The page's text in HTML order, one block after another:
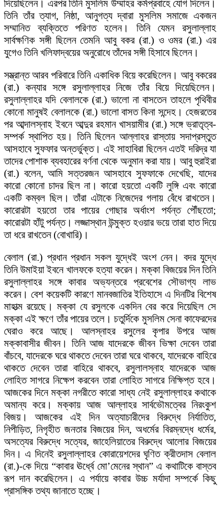
দিয়েছিলেন। এরপর তিনি মুসলিম উম্মাহর কর্মপ্রবাহে যোগ দিলেন।
তিনি তাঁর ত্যাগ, নিষ্ঠা, আনুগত্য দ্বারা মুসলিম সমাজে একজন
সম্মানিত ব্যক্তিতে পরিণত হলেন। তিনি যেমন রসুলাল্লাহ
সার্বক্ষণিক সঙ্গী ছিলেন তেমনি আবু বকর (রা.) ও ওমর (রা.) এর
যুগেও তিনি খলিফাদ্বয়ের অনুরোধে তাঁদের সঙ্গী হিসাবে ছিলেন।
সম্ভ্রান্ত আরব পরিবারে তিনি একাধিক বিয়ে করেছিলেন। আবু বকরের
(রা.) কন্যার সঙ্গে রসুলাল্লাহর নিজে তাঁর বিয়ে দিয়েছিলেন।
রসুলাল্লাহর যদি বেলালকে (রা.) ভালো না বাসতেন তাহলে পৃথিবীর
কোনো মানুষই বেলালকে (রা.) ভালো বাসত কিনা সন্দেহ। হেজরতের
পর আব্দালস্নাহ ইবনে আব্দুর রহমান খাসয়ামীর (রা.) সঙ্গে ভ্রাতৃত্ব-
সম্পর্ক স্থাপিত হয়। তিনি ছিলেন আল্লাহর রাস্তায় সদাপ্রস্তুত
আসহাবে সুফফার অন্তর্ভুক্ত। এই সাহাবিরা ছিলেন এতই দরিদ্র যা
তাদের পোশাক ব্যবহারের বর্ণনা থেকে অনুমান করা যায়। আবু হুরাইরা
(রা.) বলেন, আমি সত্তরজন আসহাবে সুফফাকে দেখেছি, যাদের
কারো কোনো চাদর ছিল না। কারো হয়তো একটি লুঙ্গি এবং কারো
একটি কম্বল ছিল। তাঁরা এটাকে নিজেদের গলায় বেঁধে রাখতেন।
কারোরটা হয়তো তার পায়ের গোছার অর্ধাংশ পর্যন্ত পৌঁছতো;
কারোরটা হাঁটু পর্যন্ত। লজ্জাস্থান উন্মুক্ত হওয়ার ভয়ে তারা হাত দিয়ে
তা ধরে রাখতেন (বোখারি)।
বেলাল (রা.) প্রধান প্রধান সকল যুদ্ধেই অংশ নেন। বদর যুদ্ধে
তিনি উমাইয়া ইবনে খালফকে হত্যা করেন। মক্কা বিজয়ের দিন তিনি
রসুলাল্লাহর সঙ্গে কাবার অভ্যন্তরে প্রবেশের সৌভাগ্য লাভ
করেন। বেশ কয়েকটি কারণে মানবজাতির ইতিহাসে এ দিনটির বিশেষ
মাহাত্ম রয়েছে। মক্কা যে রসুলকে একদিন বের করে দিয়েছিল সে
মক্কা এই ক্ষণে তাঁর পায়ের তলে। চতুর্দিকে মুসলিম সেনা কাফেরদের
ঘেরাও করে আছে। আলস্নাহর রসুলের কৃপার উপরে আজ
মক্কাবাসীর জীবন। তিনি আজ যাদেরকে জীবন ভিক্ষা দেবেন তারা
বাঁচবে, যাদেরকে ঘরে থাকতে দেবেন তারা ঘরে থাকবে, যাদেরকে বাহিরে
থাকতে দেবেন তারা বাহিরে থাকবে, রসুলালস্নাহ যাদেরকে আজ
লোহিত সাগরে নিক্ষেপ করবেন তারা লোহিত সাগরে নিক্ষিপ্ত হবে।
আজকের দিনে মক্কা নগরীতে কারো সাধ্য নেই রসুলাল্লাহর কথাকে
অমান্য করে। মক্কায় আজ আল্লাহর সার্বভৌমত্বের নিরংকুশ
বিজয়। আজকের এই দিন অত্যাচারীদের বিরুদ্ধে নির্যাতিত,
নিপীড়িত, নিগৃহীত জনতার বিজয়ের দিন, অধর্মের বিরম্নদ্ধে ধর্মের,
অসত্যের বিরুদ্ধে সত্যের, জাহেলিয়াতের বিরুদ্ধে আলোর বিজয়ের
দিন। এ দিনেই রসুলাল্লাহর কোরায়েশদের ঘৃণিত ক্রীতদাস বেলাল
(রা.)-কে দিয়ে “কাবার ঊর্ধ্বে মো’মেনের স্থান” এ কথাটিকে বাস্তব
রূপ দান করেছিলেন। এ পর্যায়ে কাবার উচ্চ মর্যাদা সম্পর্কে কিছু
প্রাসঙ্গিক তথ্য জানাতে হচ্ছে।